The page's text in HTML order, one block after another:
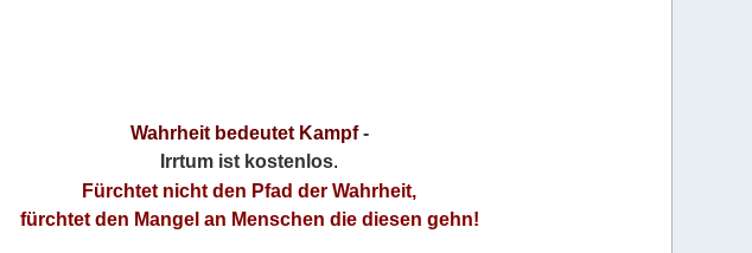
Wahrheit bedeutet Kampf-
Irrtum ist kostenlos.
Fürchtet nicht den Pfad der Wahrheit,
fürchtet den Mangel an Menschen die diesen gehn!